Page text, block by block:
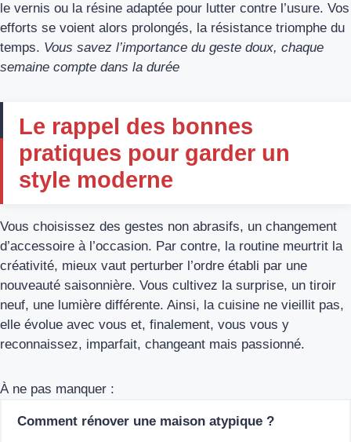
le vernis ou la résine adaptée pour lutter contre l’usure. Vos
efforts se voient alors prolongés, la résistance triomphe du
temps. Vous savez l’importance du geste doux, chaque
semaine compte dans la durée
Le rappel des bonnes
pratiques pour garder un
style moderne
Vous choisissez des gestes non abrasifs, un changement
d’accessoire à l’occasion. Par contre, la routine meurtrit la
créativité, mieux vaut perturber l’ordre établi par une
nouveauté saisonnière. Vous cultivez la surprise, un tiroir
neuf, une lumière différente. Ainsi, la cuisine ne vieillit pas,
elle évolue avec vous et, finalement, vous vous y
reconnaissez, imparfait, changeant mais passionné.
À ne pas manquer :
Comment rénover une maison atypique ?